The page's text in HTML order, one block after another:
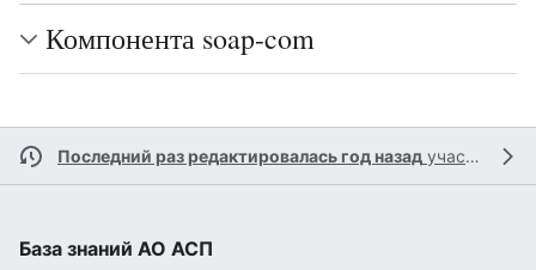
Компонента soap-com
Последний раз редактировалась год назад участником
База знаний АО АСП